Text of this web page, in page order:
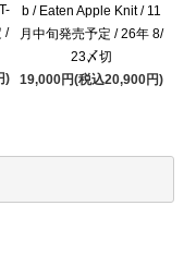
/
)
b / Eaten Apple Knit / 11
月中旬発売予定 / 26年 8/
23〆切
19,000円(税込20,900円)